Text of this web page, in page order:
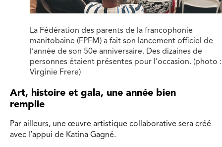
La Fédération des parents de la francophonie
manitobaine (FPFM) a fait son lancement officiel de
l’année de son 50e anniversaire. Des dizaines de
personnes étaient présentes pour l’occasion. (photo :
Virginie Frere)
Art, histoire et gala, une année bien
remplie
Par ailleurs, une œuvre artistique collaborative sera créé
avec l’appui de Katina Gagné.